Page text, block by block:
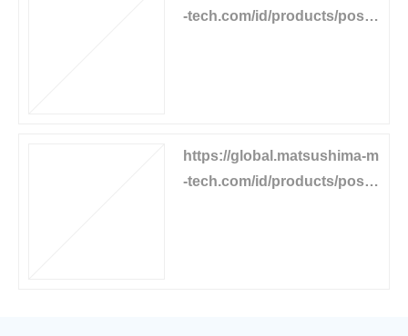
-tech.com/id/products/positi
https://global.matsushima-m
-tech.com/id/products/positi